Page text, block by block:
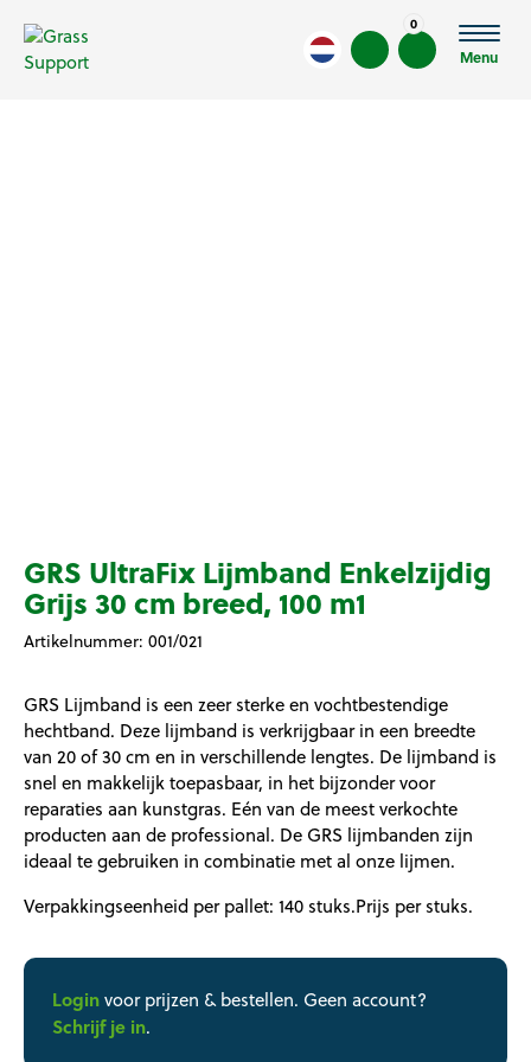
0
Menu
GRS UltraFix Lijmband Enkelzijdig
Grijs 30 cm breed, 100 m1
Artikelnummer: 001/021
GRS Lijmband is een zeer sterke en vochtbestendige
hechtband. Deze lijmband is verkrijgbaar in een breedte
van 20 of 30 cm en in verschillende lengtes. De lijmband is
snel en makkelijk toepasbaar, in het bijzonder voor
reparaties aan kunstgras. Eén van de meest verkochte
producten aan de professional. De GRS lijmbanden zijn
ideaal te gebruiken in combinatie met al onze lijmen.
Verpakkingseenheid per pallet: 140 stuks.Prijs per stuks.
Loginvoor prijzen & bestellen. Geen account?
Schrijf je in.